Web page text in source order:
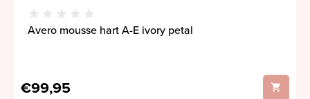
Avero mousse hart A-E ivory petal
€99,95